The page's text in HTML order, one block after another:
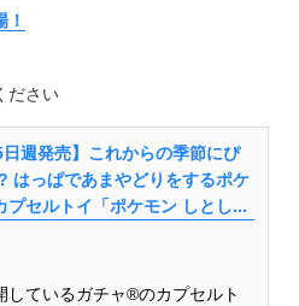
ださい
日週発売】これからの季節にぴ
はっぱであまやどりをするポケ
プセルトイ「ポケモン しとし...
しているガチャ®のカプセルト